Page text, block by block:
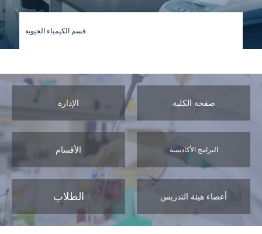
قسم الكيمياء الحيوية
صفحة الكلية الإدارة
البرامج الأكاديمية الأقسام
أعضاء هيئة التدريس الطلاب